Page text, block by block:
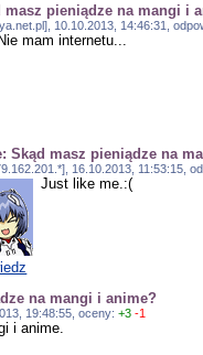
masz pieniądze na mangi i
10.10.2013, 14:46:31,
mam internetu...
Skąd masz pieniądze na
16.10.2013, 11:53:15,
Just like me.:(
na mangi i anime?
19:48:55, oceny:+3 -1
i anime.